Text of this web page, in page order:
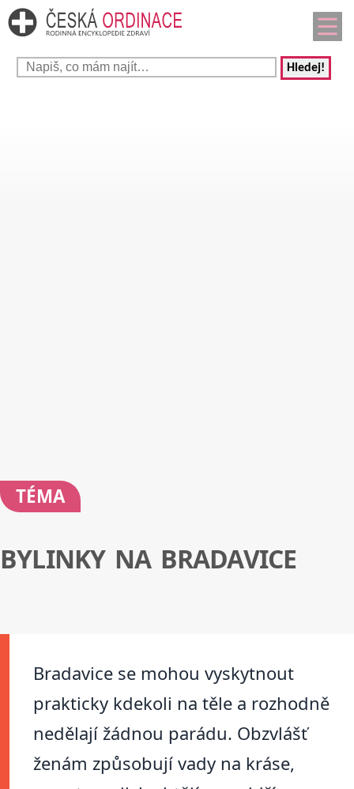
Hledej!
TÉMA
BYLINKY NA BRADAVICE
Bradavice se mohou vyskytnout
prakticky kdekoli na těle a rozhodně
nedělají žádnou parádu. Obzvlášť
ženám způsobují vady na kráse,